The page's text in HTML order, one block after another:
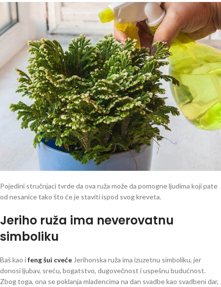
Pojedini stručnjaci tvrde da ova ruža može da pomogne ljudima koji pate
od nesanice tako što će je staviti ispod svog kreveta.
Jeriho ruža ima neverovatnu
simboliku
Baš kao ifeng šui cveće Jerihonska ruža ima izuzetnu simboliku, jer
donosi ljubav, sreću, bogatstvo, dugovečnost i uspešnu budućnost.
Zbog toga, ona se poklanja mladencima na dan svadbe kao svadbeni dar,